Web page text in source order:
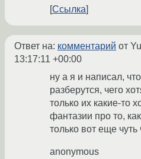
Ссылка
Ответ на: комментарий от
13:17:11 +00:00
ну а я и написал,
разберутся, чего
только их какие-то
фантазии про то,
только вот еще чуть
anonymous